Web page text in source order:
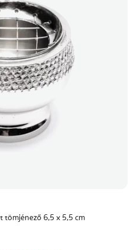
tömjénező 6,5 x 5,5 cm